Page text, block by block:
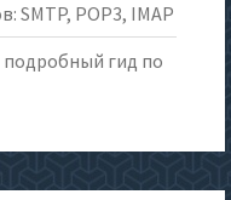
SMTP, POP3, IMAP
подробный гид по